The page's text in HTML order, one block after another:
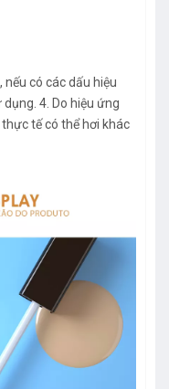
có các dấu hiệu
4. Do hiệu ứng
tế có thể hơi khác